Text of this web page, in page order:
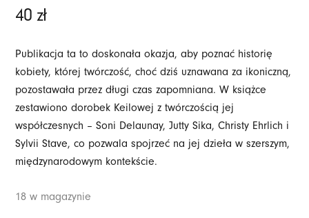
40zł
Publikacja ta to doskonała okazja, aby poznać historię
kobiety, której twórczość, choć dziś uznawana za ikoniczną,
pozostawała przez długi czas zapomniana. W książce
zestawiono dorobek Keilowej z twórczością jej
współczesnych – Soni Delaunay, Jutty Sika, Christy Ehrlich i
Sylvii Stave, co pozwala spojrzeć na jej dzieła w szerszym,
międzynarodowym kontekście.
18 w magazynie